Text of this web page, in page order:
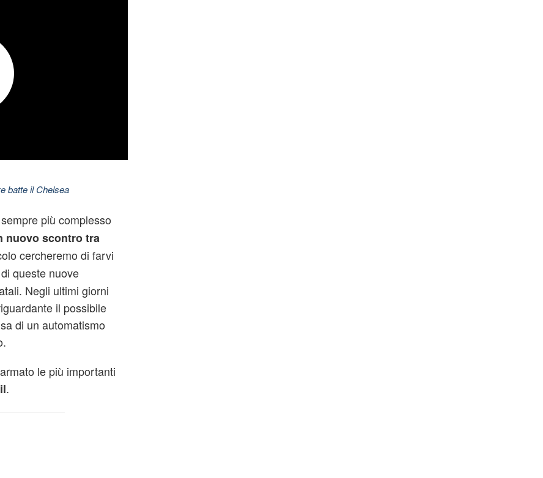
batte il Chelsea
più complesso
nuovo scontro tra
cercheremo di farvi
queste nuove
Negli ultimi giorni
il possibile
di un automatismo
le più importanti
.